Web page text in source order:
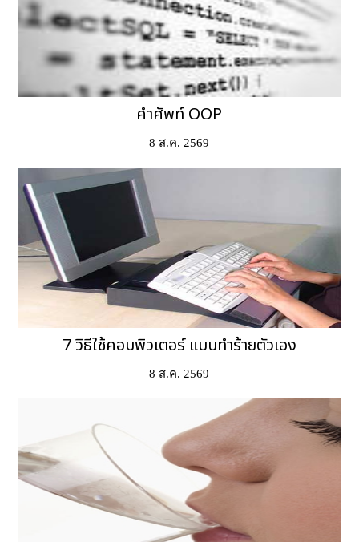
คำศัพท์ OOP
8 ส.ค. 2569
7 วิธีใช้คอมพิวเตอร์ แบบทำร้ายตัวเอง
8 ส.ค. 2569